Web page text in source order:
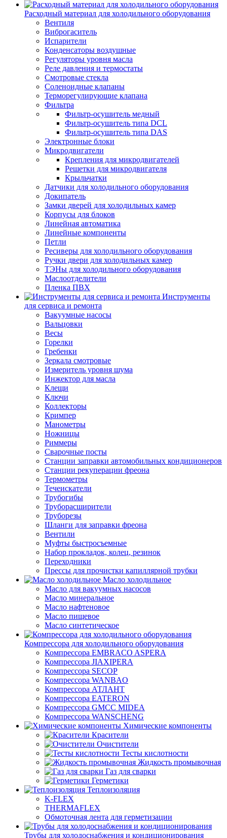
Расходный материал для холодильного оборудования
Вентиля
Виброгаситель
Испарители
Конденсаторы воздушные
Регуляторы уровня масла
Реле давления и термостаты
Смотровые стекла
Соленоидные клапаны
Терморегулирующие клапана
Фильтра
Фильтр-осушитель медный
Фильтр-осушитель типа DCL
Фильтр-осушитель типа DAS
Электронные блоки
Микродвигатели
Крепления для микродвигателей
Решетки для микродвигателя
Крыльчатки
Датчики для холодильного оборудования
Докипатель
Замки дверей для холодильных камер
Корпусы для блоков
Линейная автоматика
Линейные компоненты
Петли
Ресиверы для холодильного оборудования
Ручки двери для холодильных камер
ТЭНы для холодильного оборудования
Маслоотделители
Пленка ПВХ
Инструменты
для сервиса и ремонта
Вакуумные насосы
Вальцовки
Весы
Горелки
Гребенки
Зеркала смотровые
Измеритель уровня шума
Инжектор для масла
Клещи
Ключи
Коллекторы
Кримпер
Манометры
Ножницы
Риммеры
Сварочные посты
Станции заправки автомобильных кондиционеров
Станции рекуперации фреона
Термометры
Течеискатели
Трубогибы
Труборасширители
Труборезы
Шланги для заправки фреона
Вентили
Муфты быстросъемные
Набор прокладок, колец, резинок
Переходники
Прессы для прочистки капиллярной трубки
Масло холодильное
Масло для вакуумных насосов
Масло минеральное
Масло нафтеновое
Масло пищевое
Масло синтетическое
Компрессора для холодильного оборудования
Компрессора EMBRACO ASPERA
Компрессора JIAXIPERA
Компрессора SECOP
Компрессора WANBAO
Компрессора АТЛАНТ
Компрессора EATERON
Компрессора GMCC MIDEA
Компрессора WANSCHENG
Химические компоненты
Красители
Очистители
Тесты кислотности
Жидкость промывочная
Газ для сварки
Герметики
Теплоизоляция
K-FLEX
THERMAFLEX
Обмоточная лента для герметизации
Трубы для холодоснабжения и кондиционирования